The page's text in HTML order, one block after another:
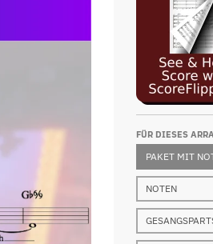
FÜR DIESES
PAKET MIT
NOTEN